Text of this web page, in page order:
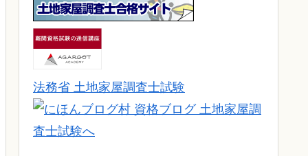
法務省 土地家屋調査士試験